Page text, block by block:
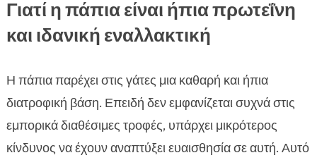
Γιατί η πάπια είναι ήπια πρωτεΐνη
και ιδανική εναλλακτική
Η πάπια παρέχει στις γάτες μια καθαρή και ήπια
διατροφική βάση. Επειδή δεν εμφανίζεται συχνά στις
εμπορικά διαθέσιμες τροφές, υπάρχει μικρότερος
κίνδυνος να έχουν αναπτύξει ευαισθησία σε αυτή. Αυτό